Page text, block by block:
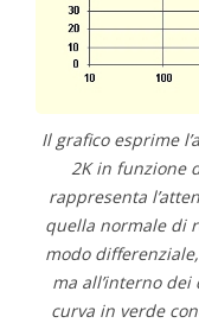
Il grafico esprime
2K in funzione
rappresenta
quella normale di
modo
ma all’interno
curva in verde